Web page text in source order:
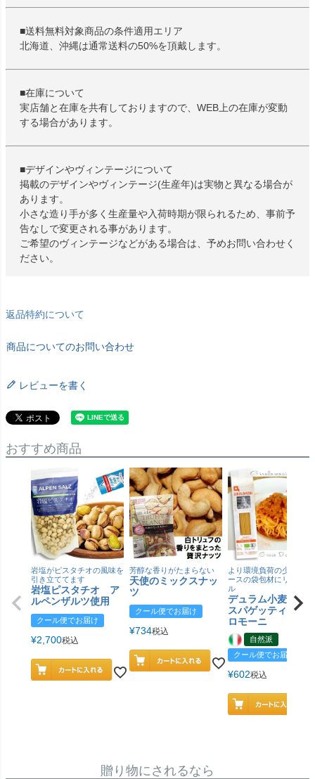
■送料無料対象商品の条件適用エリア
北海道、沖縄は通常送料の50%を頂戴します。
■在庫について
実店舗と在庫を共有しておりますので、WEB上の在庫が変動
する場合があります。
■デザインやヴィンテージについて
掲載のデザインやヴィンテージ(生産年)は実物と異なる場合が
あります。
小さな造り手が多く生産量や入荷時期が限られるため、事前予
告なしで変更される事があります。
ご希望のヴィンテージなどがある場合は、予めお問い合わせく
ださい。
返品特約について
商品についてのお問い合わせ
レビューを書く
おすすめ商品
岩塩がピスタチオの風味を
引き立ててます
岩塩ピスタチオ ア
ルペンザルツ使用
クール便でお届け
¥2,700税込
芳醇な香りがたまらない
天使のミックスナッ
ツ
クール便でお届け
¥734税込
より環境負荷の少ない紙
ースの袋包材にリニュー
ル
デュラム小麦 有
スパゲッティ／ジ
ロモーニ
自然派
クール便でお届け
¥602税込
贈り物にされるなら